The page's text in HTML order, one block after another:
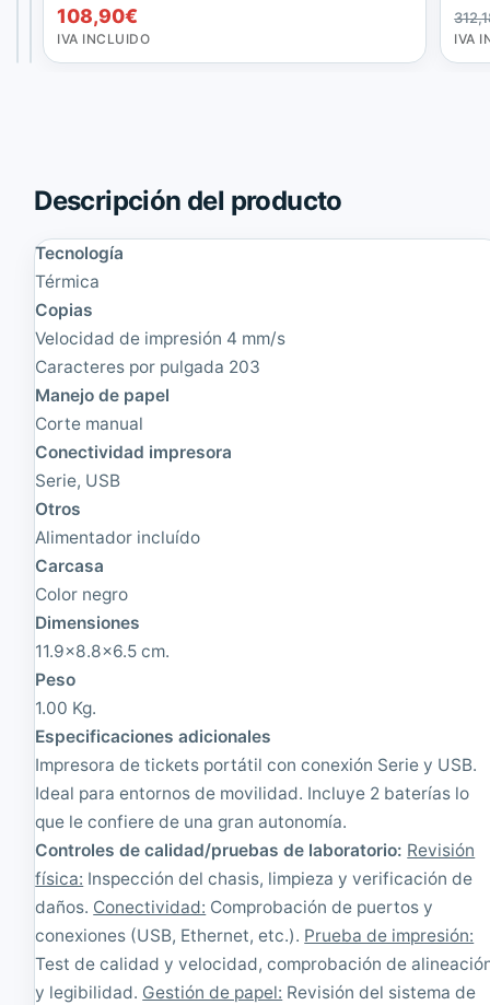
a
E
p
s
n
T
M
T
8
8
V
U
S
B
-
P
s
P
o
w
e
r
|
R
e
a
o
n
d
c
i
original
era:
90,75€.
precio
actual
es:
INCLUIDO
T
i
a
E
p
s
n
T
M
L
9
0
T
é
r
i
c
a
S
B
N
e
g
r
a
-
I
m
p
e
c
a
b
l
e
IVA
INCLUIDO
108,90€
IVA INCLUIDO IVA
Descripción del producto
Tecnología
Térmica
Copias
Velocidad de impresión 4 mm/s
Caracteres por pulgada 203
Manejo de papel
Corte manual
Conectividad impresora
Serie, USB
Otros
Alimentador incluído
Carcasa
Color negro
Dimensiones
11.9x8.8x6.5 cm.
Peso
1.00 Kg.
Especificaciones adicionales
Impresora de tickets portátil con conexión Serie y USB.
Ideal para entornos de movilidad. Incluye 2 baterías lo
que le confiere de una gran autonomía.
Controles de calidad/pruebas de laboratorio: Revisión
física: Inspección del chasis, limpieza y verificación de
daños. Conectividad: Comprobación de puertos y
conexiones (USB, Ethernet, etc.). Prueba de impresión:
Test de calidad y velocidad, comprobación de
y legibilidad. Gestión de papel: Revisión del sistema de